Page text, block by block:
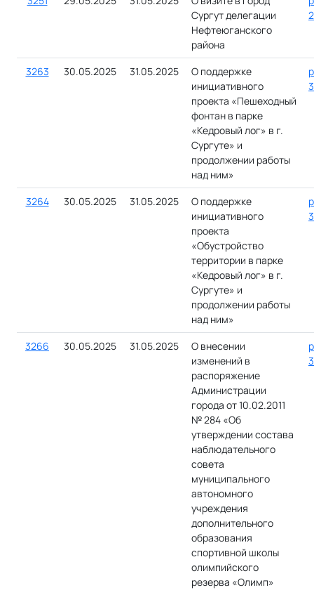
Сургут делегации
Нефтеюганского
района
3263 30.05.2025 31.05.2025
О поддержке
инициативного
проекта «Пешеходный
фонтан в парке
«Кедровый лог» в г.
Сургуте» и
продолжении работы
над ним»
3264 30.05.2025 31.05.2025
О поддержке
инициативного
проекта
«Обустройство
территории в парке
«Кедровый лог» в г.
Сургуте» и
продолжении работы
над ним»
3266 30.05.2025 31.05.2025
О внесении
изменений в
распоряжение
Администрации
города от 10.02.2011
№ 284 «Об
утверждении состава
наблюдательного
совета
муниципального
автономного
учреждения
дополнительного
образования
спортивной школы
олимпийского
резерва «Олимп»